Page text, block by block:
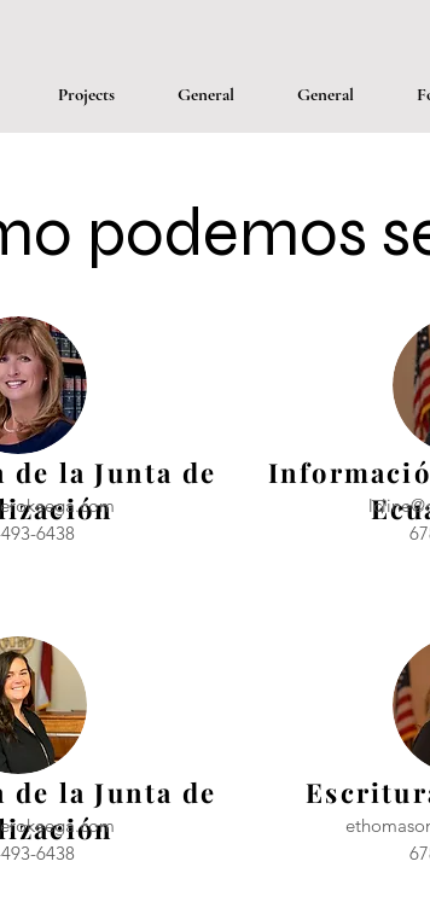
Projects General General
podemos
la Junta de
6438
la Junta de
6438